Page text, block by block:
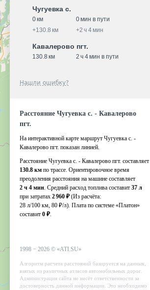
Чугуевка с.
0 км
0 мин в пути
+130.8 км +2 ч 4 мин
Кавалерово пгт.
130.8 км 2 ч 4 мин в пути
Нашли ошибку?
Расстояние Чугуевка с. - Кавалерово
пгт.
На интерактивной карте маршрут Чугуевка с. -
Кавалерово пгт. показан линией.
Расстояние Чугуевка с. - Кавалерово пгт. составляет
130.8 км по трассе. Ориентировочное время
преодоления расстояния на машине составляет
2 ч 4 мин. Средний расход топлива составит 37 л
при затратах 2 960 ₽ (Из расчёта:
28 л/100 км, 80 ₽/л). Плата по системе «Платон»
составит 0 ₽.
1998 − 2026 © «ATI.SU»
Алгоритм расчета расстояний базируется на данных,
взятых из различных атласов автомобильных дорог.
Администрация сайта не несёт ответственности за
достоверность данной информации. Это необходимо